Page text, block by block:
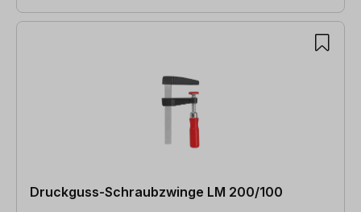
Druckguss-Schraubzwinge LM 200/100